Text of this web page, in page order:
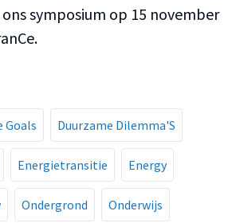
symposium op 15 november
Goals Duurzame Dilemma'S
Energietransitie Energy
Ondergrond Onderwijs